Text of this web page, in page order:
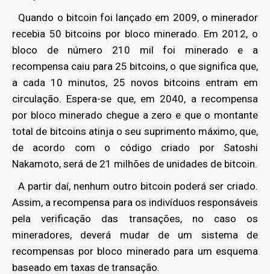
Quando o bitcoin foi lançado em 2009, o minerador
recebia 50 bitcoins por bloco minerado. Em 2012, o
bloco de número 210 mil foi minerado e a
recompensa caiu para 25 bitcoins, o que significa que,
a cada 10 minutos, 25 novos bitcoins entram em
circulação. Espera-se que, em 2040, a recompensa
por bloco minerado chegue a zero e que o montante
total de bitcoins atinja o seu suprimento máximo, que,
de acordo com o código criado por Satoshi
Nakamoto, será de 21 milhões de unidades de bitcoin.
A partir daí, nenhum outro bitcoin poderá ser criado.
Assim, a recompensa para os indivíduos responsáveis
pela verificação das transações, no caso os
mineradores, deverá mudar de um sistema de
recompensas por bloco minerado para um esquema
baseado em taxas de transação.